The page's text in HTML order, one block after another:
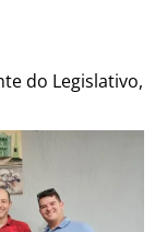
do Legislativo,